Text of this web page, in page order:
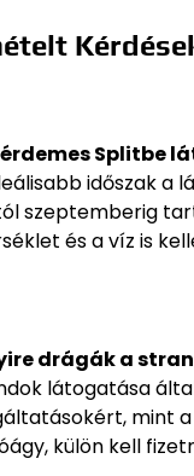
Splitbe
időszak a
szeptemberig
és a víz is
drágák a
látogatása
mint
külön kell